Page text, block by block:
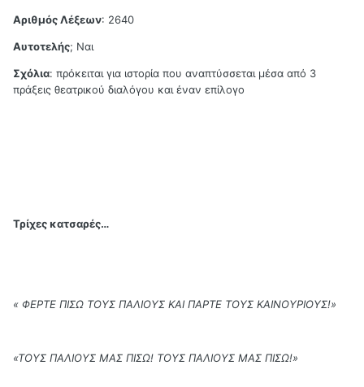
Αριθμός Λέξεων: 2640
Αυτοτελής; Ναι
Σχόλια: πρόκειται για ιστορία που αναπτύσσεται μέσα από 3
πράξεις θεατρικού διαλόγου και έναν επίλογο
Τρίχες κατσαρές…
« ΦΕΡΤΕ ΠΙΣΩ ΤΟΥΣ ΠΑΛΙΟΥΣ ΚΑΙ ΠΑΡΤΕ ΤΟΥΣ ΚΑΙΝΟΥΡΙΟΥΣ!»
«ΤΟΥΣ ΠΑΛΙΟΥΣ ΜΑΣ ΠΙΣΩ! ΤΟΥΣ ΠΑΛΙΟΥΣ ΜΑΣ ΠΙΣΩ!»